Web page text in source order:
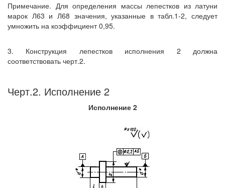
Примечание. Для определения массы лепестков из латуни
марок Л63 и Л68 значения, указанные в табл.1-2, следует
умножить на коэффициент 0,95.
3. Конструкция лепестков исполнения 2 должна
соответствовать черт.2.
Черт.2. Исполнение 2
Исполнение 2